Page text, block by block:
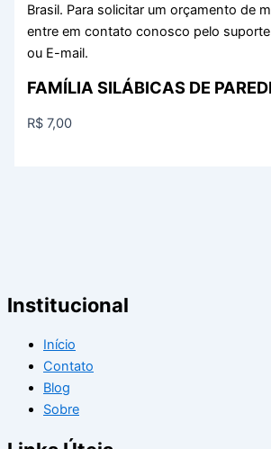
Brasil. Para solicitar um orçamento de
entre em contato conosco pelo
ou E-mail.
FAMÍLIA SILÁBICAS DE
R$ 7,00
Institucional
Início
Contato
Blog
Sobre